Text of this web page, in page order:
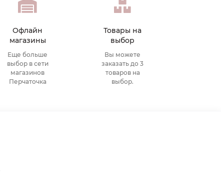
Офлайн
магазины
Еще больше
выбор в сети
магазинов
Перчаточка
Товары на
выбор
Вы можете
заказать до 3
товаров на
выбор.